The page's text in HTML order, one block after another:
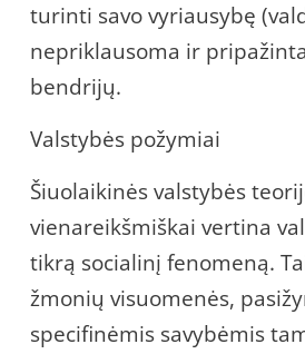
turinti savo vyriausybę
nepriklausoma ir
bendrijų.
Valstybės požymiai
Šiuolaikinės valstybės
vienareikšmiškai vertina
tikrą socialinį fenomeną.
žmonių visuomenės,
specifinėmis savybėmis